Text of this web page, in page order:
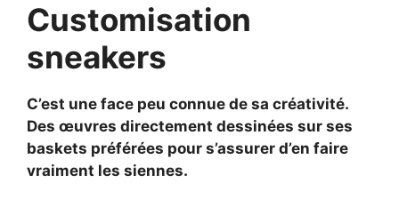
Customisation
sneakers
C’est une face peu connue de sa créativité.
Des œuvres directement dessinées sur ses
baskets préférées pour s’assurer d’en faire
vraiment les siennes.